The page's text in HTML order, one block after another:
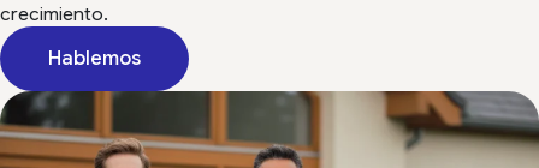
crecimiento.
Hablemos